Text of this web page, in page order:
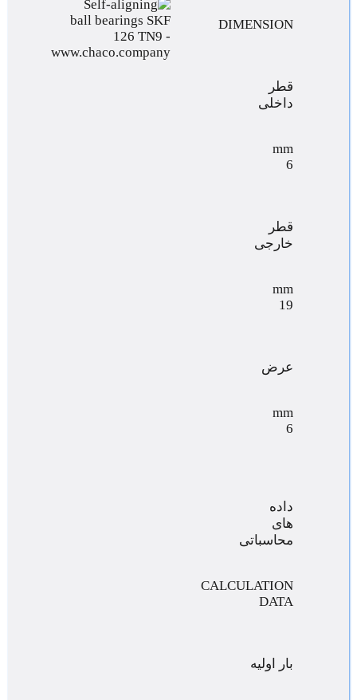
DIMENSION
قطر
داخلی
mm
6
قطر
خارجی
mm
19
عرض
mm
6
داده
های
محاسباتی
CALCULATION
DATA
بار اولیه